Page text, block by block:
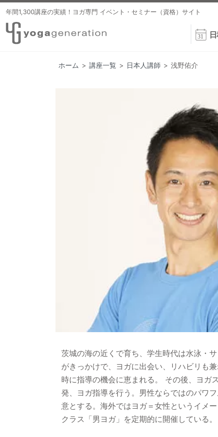
年間1,300講座の実績！ヨガ専門 イベント・セミナー（資格）サイト
ホーム > 講座一覧 > 日本人講師 > 浅野佑介
茨城の海の近くで育ち、学生時代は水泳・
がきっかけで、ヨガに出会い、リハビリも
時に指導の機会に恵まれる。 その後、ヨガ
発、ヨガ指導を行う。男性ならではのパワ
意とする。海外ではヨガ＝女性というイメ
クラス「男ヨガ」を定期的に開催している